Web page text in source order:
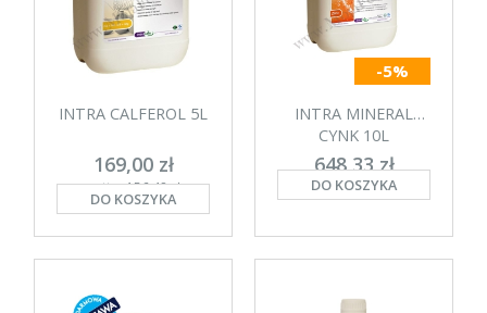
INTRA CALFEROL 5L
169,00 zł
netto: 156,48 zł
DO KOSZYKA
-5%
INTRA MINERAL
CYNK 10L
648,33 zł
netto: 600,31 zł
DO KOSZYKA